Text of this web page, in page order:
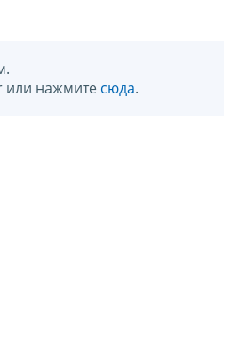
или нажмите сюда.